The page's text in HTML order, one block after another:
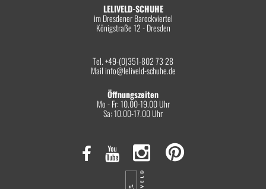
LELIVELD-SCHUHE
im Dresdener Barockviertel
Königstraße 12 - Dresden
Tel. +49-(0)351-802 73 28
Mail info@leliveld-schuhe.de
Öffnungszeiten
Mo - Fr: 10.00-19.00 Uhr
Sa: 10.00-17.00 Uhr